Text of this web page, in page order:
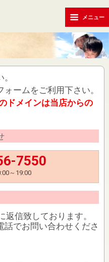
メニュー
ームをご利用下さい。
ドメインは当店からの
7550
～19:00
信致しております。
でお問い合わせくださ